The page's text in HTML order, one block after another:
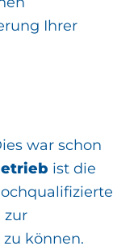
Ihrer
war schon
ist die
zur
können.